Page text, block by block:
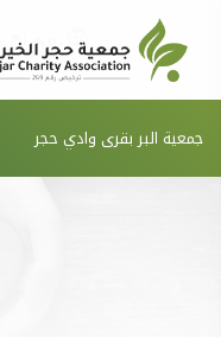
جمعية البر بقرى وادي حجر